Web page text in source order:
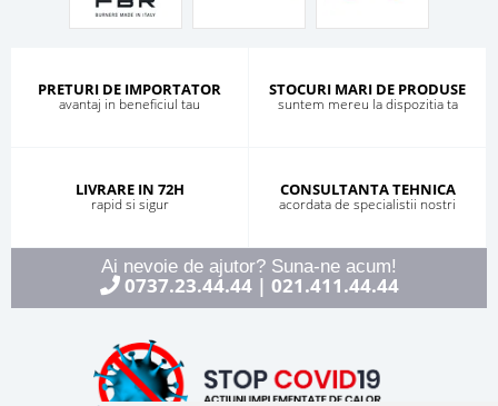
PRETURI DE IMPORTATOR
avantaj in beneficiul tau
STOCURI MARI DE PRODUSE
suntem mereu la dispozitia ta
LIVRARE IN 72H
rapid si sigur
CONSULTANTA TEHNICA
acordata de specialistii nostri
Ai nevoie de ajutor? Suna-ne acum!
0737.23.44.44| 021.411.44.44